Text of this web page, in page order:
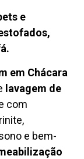
e
em Chácara
lavagem de
com
e bem-